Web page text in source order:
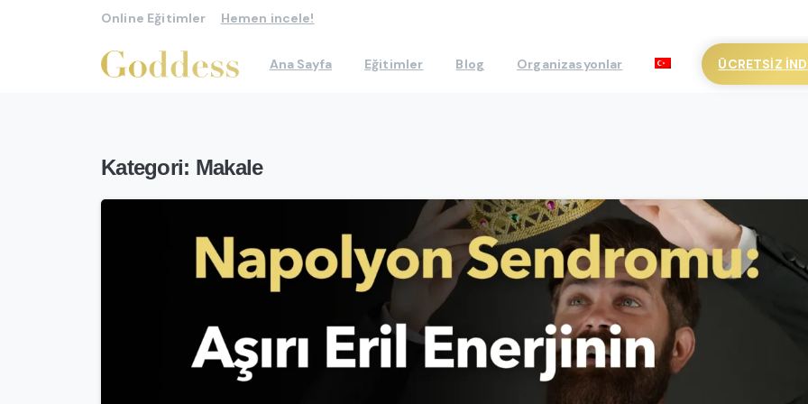
Online Eğitimler Hemen incele!
Ana Sayfa Eğitimler Blog Organizasyonlar ÜCRETSIZ
Kategori: Makale